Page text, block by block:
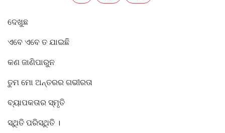
ଦେଖୁଛ
ଏବେ ଏବେ ତ ଯାଇଛି
କଣ ଜାଣିପାରୁନ
ତୁମ ମୋ ଅନ୍ତରର ଗଭୀରତା
ବ୍ୟାପକତାର ସ୍ମୃତି
ସ୍ଥିତି ପରିସ୍ଥିତି ।